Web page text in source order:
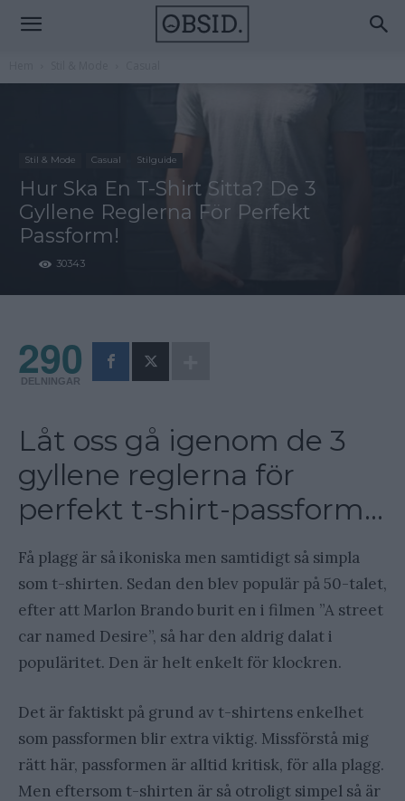
Stil & Mode Casual Stilguide
Hur Ska En T-Shirt Sitta? De 3
Gyllene Reglerna För Perfekt
Passform!
30343
290
DELNINGAR
Låt oss gå igenom de 3
gyllene reglerna för
perfekt t-shirt-passform…
Få plagg är så ikoniska men samtidigt så simpla
som t-shirten. Sedan den blev populär på 50-talet,
efter att Marlon Brando burit en i filmen ”A street
car named Desire”, så har den aldrig dalat i
populäritet. Den är helt enkelt för klockren.
Det är faktiskt på grund av t-shirtens enkelhet
som passformen blir extra viktig. Missförstå mig
rätt här, passformen är alltid kritisk, för alla plagg.
Men eftersom t-shirten är så otroligt simpel så är